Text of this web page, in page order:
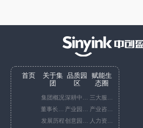
首页
关于集
团
集团概况
发展历程
品质园
区
赋能生
态圈